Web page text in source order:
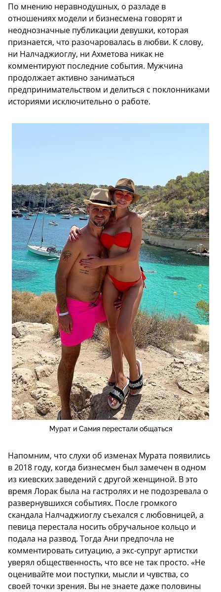
По мнению неравнодушных, о разладе в
отношениях модели и бизнесмена говорят и
неоднозначные публикации девушки, которая
признается, что разочаровалась в любви. К слову,
ни Налчаджиоглу, ни Ахметова никак не
комментируют последние события. Мужчина
продолжает активно заниматься
предпринимательством и делиться с поклонниками
историями исключительно о работе.
Мурат и Самия перестали общаться
Напомним, что слухи об изменах Мурата появились
в 2018 году, когда бизнесмен был замечен в одном
из киевских заведений с другой женщиной. В это
время Лорак была на гастролях и не подозревала о
развернувшихся событиях. После громкого
скандала Налчаджиоглу съехался с любовницей, а
певица перестала носить обручальное кольцо и
подала на развод. Тогда Ани предпочла не
комментировать ситуацию, а экс-супруг артистки
уверял общественность, что все не так просто. «Не
оценивайте мои поступки, мысли и чувства, со
своей точки зрения. Вы не знаете даже половины